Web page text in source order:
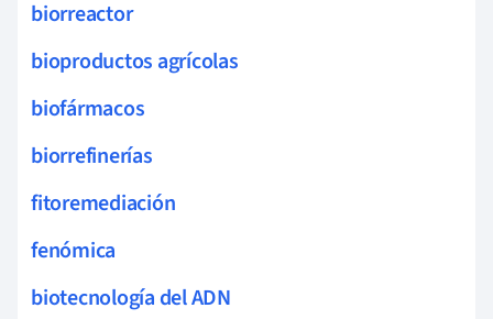
biorreactor
bioproductos agrícolas
biofármacos
biorrefinerías
fitoremediación
fenómica
biotecnología del ADN